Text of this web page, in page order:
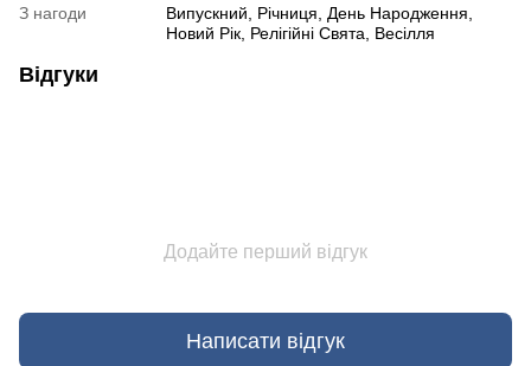
З нагоди
Випускний, Річниця, День Народження,
Новий Рік, Релігійні Свята, Весілля
Відгуки
Додайте перший відгук
Написати відгук